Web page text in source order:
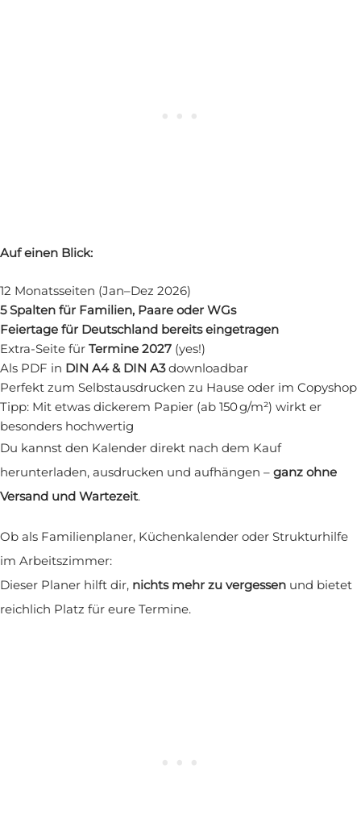
Auf einen Blick:
12 Monatsseiten (Jan–Dez 2026)
5 Spalten für Familien, Paare oder WGs
Feiertage für Deutschland bereits eingetragen
Extra-Seite für Termine 2027 (yes!)
Als PDF in DIN A4 & DIN A3downloadbar
Perfekt zum Selbstausdrucken zu Hause oder im Copyshop
Tipp: Mit etwas dickerem Papier (ab 150 g/m²) wirkt er
besonders hochwertig
Du kannst den Kalender direkt nach dem Kauf
herunterladen, ausdrucken und aufhängen – ganz ohne
Versand und Wartezeit.
Ob als Familienplaner, Küchenkalender oder Strukturhilfe
im Arbeitszimmer:
Dieser Planer hilft dir, nichts mehr zu vergessen und bietet
reichlich Platz für eure Termine.